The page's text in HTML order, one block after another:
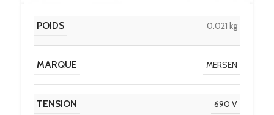
POIDS 0.021 kg
MARQUE MERSEN
TENSION 690 V